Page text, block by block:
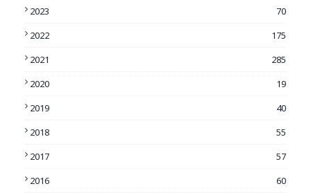
2023
70
2022
175
2021
285
2020
19
2019
40
2018
55
2017
57
2016
60